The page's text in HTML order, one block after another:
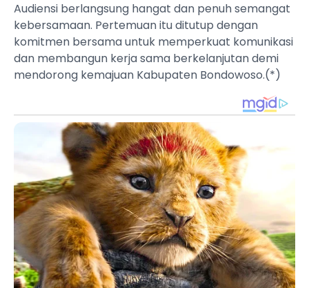
Audiensi berlangsung hangat dan penuh semangat
kebersamaan. Pertemuan itu ditutup dengan
komitmen bersama untuk memperkuat komunikasi
dan membangun kerja sama berkelanjutan demi
mendorong kemajuan Kabupaten Bondowoso.(*)